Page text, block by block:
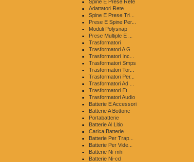
Spine E Prese Rete
Adattatori Rete
Spine E Prese Tri...
Prese E Spine Per...
Moduli Polysnap
Prese Multiple E ...
Trasformatori
Trasformatori A G...
Trasformatori Inc...
Trasformatori Smps
Trasformatori Tor...
Trasformatori Per...
Trasformatori Ad ...
Trasformatori Et...
Trasformatori Audio
Batterie E Accessori
Batterie A Bottone
Portabatterie
Batterie Al Litio
Carica Batterie
Batterie Per Trap...
Batterie Per Vide...
Batterie Ni-mh
Batterie Ni-cd